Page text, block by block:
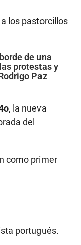
los pastorcillos
de una
protestas y
Paz
, la nueva
del
como primer
portugués.